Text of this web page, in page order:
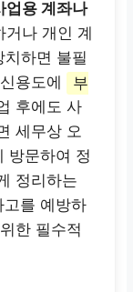
업용 계좌나
거나 개인 계
하면 불필
용도에
부
후에도 사
세무상 오
방문하여 정
정리하는
를 예방하
한 필수적